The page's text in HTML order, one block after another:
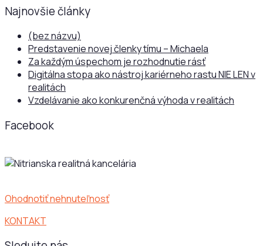
Najnovšie články
(bez názvu)
Predstavenie novej členky tímu – Michaela
Za každým úspechom je rozhodnutie rásť
Digitálna stopa ako nástroj kariérneho rastu NIE LEN v
realitách
Vzdelávanie ako konkurenčná výhoda v realitách
Facebook
Ohodnotiť nehnuteľnosť
KONTAKT